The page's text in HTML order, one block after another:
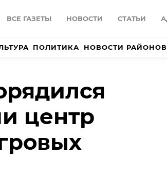
ВСЕ ГАЗЕТЫ НОВОСТИ СТАТЬИ
ПОЛИТИКА НОВОСТИ РАЙОНОВ
центр